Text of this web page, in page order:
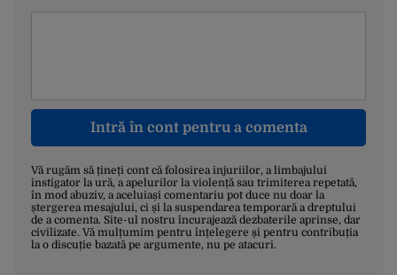
Intră în cont pentru a comenta
Vă rugăm să țineți cont că folosirea injuriilor, a limbajului
instigator la ură, a apelurilor la violență sau trimiterea repetată,
în mod abuziv, a aceluiași comentariu pot duce nu doar la
ștergerea mesajului, ci și la suspendarea temporară a dreptului
de a comenta. Site-ul nostru încurajează dezbaterile aprinse, dar
civilizate. Vă mulțumim pentru înțelegere și pentru contribuția
la o discuție bazată pe argumente, nu pe atacuri.